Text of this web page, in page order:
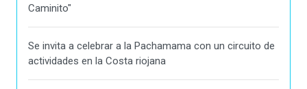
Caminito"
Se invita a celebrar a la Pachamama con un circuito de
actividades en la Costa riojana